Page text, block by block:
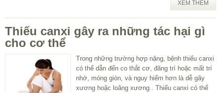
XEM THÊM
Thiếu canxi gây ra những tác hại gì
cho cơ thể
Trong những trường hợp nặng, bệnh thiếu canxi
có thể dẫn đến co thắt cơ, đãng trí hoặc mất trí
nhớ, móng giòn, và nguy hiểm hơn là dễ gãy
xương hoặc loãng xương.. Thiếu canxi có thể